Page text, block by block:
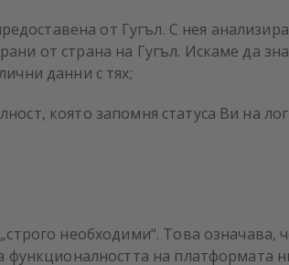
от Гугъл. С нея
от страна на Гугъл. Искаме да
данни с тях;
която запомня статуса Ви на
необходими“. Това
функционалността на платформата